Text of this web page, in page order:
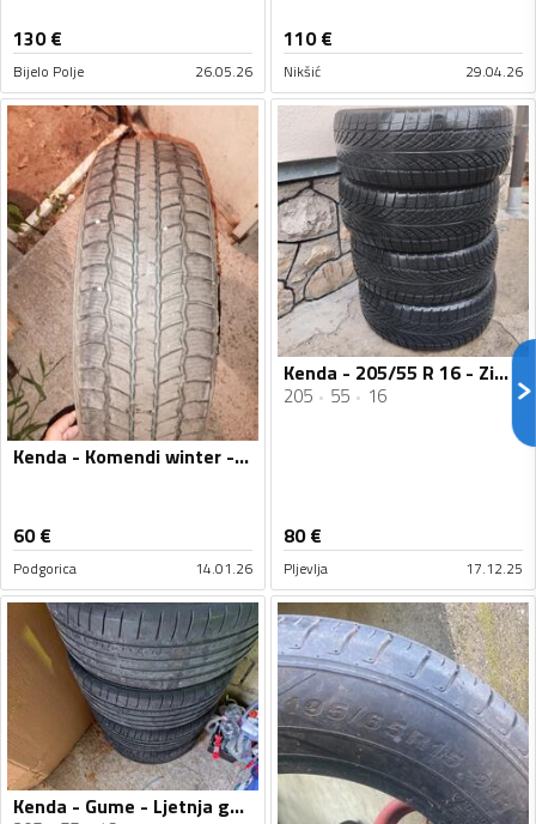
130€
Bijelo Polje 26.05.26
110€
Nikšić 29.04.26
Kenda - Komendi winter - Zimska guma
60€
Podgorica 14.01.26
Kenda - 205/55 R 16 - Zimska guma
205 55 16
80€
Pljevlja 17.12.25
Kenda - Gume - Ljetnja guma